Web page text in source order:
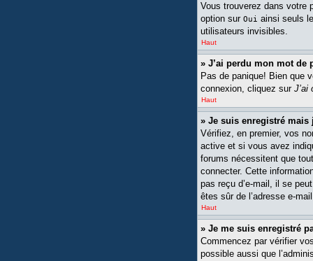
Vous trouverez dans votre
option sur Oui ainsi seuls
utilisateurs invisibles.
Haut
» J’ai perdu mon mot de
Pas de panique! Bien que
connexion, cliquez sur J’ai
Haut
» Je suis enregistré mais
Vérifiez, en premier, vos
active et si vous avez
forums nécessitent que
connecter. Cette
pas reçu d’e-mail, il se
êtes sûr de l’adresse e-
Haut
» Je me suis enregistré
Commencez par vérifier
possible aussi que